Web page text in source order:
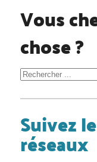
Vous
chose ?
Rechercher
Suivez
réseaux